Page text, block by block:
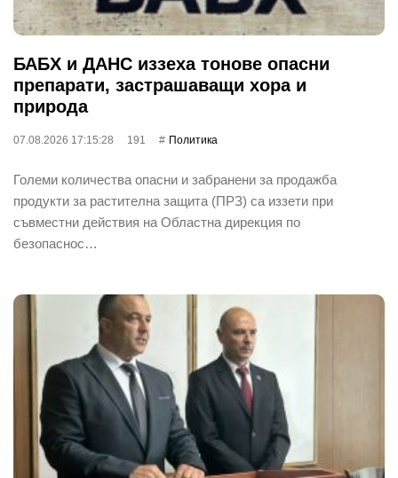
БАБХ и ДАНС иззеха тонове опасни
препарати, застрашаващи хора и
природа
07.08.2026 17:15:28 191 Политика
Големи количества опасни и забранени за продажба
продукти за растителна защита (ПРЗ) са иззети при
съвместни действия на Областна дирекция по
безопаснос…